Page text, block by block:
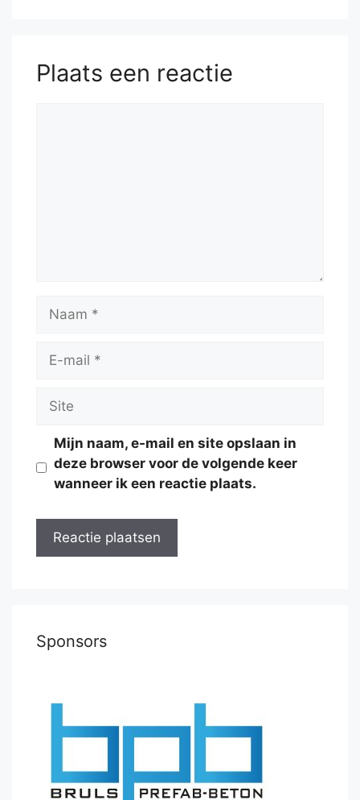
Plaats een reactie
Naam
Site
Mijn naam, e-mail en site opslaan in
deze browser voor de volgende keer
wanneer ik een reactie plaats.
Sponsors